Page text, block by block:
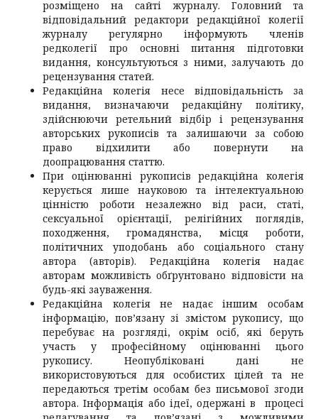
розміщено на сайті журналу. Головний та
відповідальний редактори редакційної колегії
журналу регулярно інформують членів
редколегії про основні питання підготовки
видання, консультуються з ними, залучають до
рецензування статей.
Редакційна колегія несе відповідальність за
видання, визначаючи редакційну політику,
здійснюючи ретельний відбір і рецензування
авторських рукописів та залишаючи за собою
право відхилити або повернути на
доопрацювання статтю.
При оцінюванні рукописів редакційна колегія
керується лише науковою та інтелектуальною
цінністю роботи незалежно від раси, статі,
сексуальної орієнтації, релігійних поглядів,
походження, громадянства, місця роботи,
політичних уподобань або соціального стану
автора (авторів). Редакційна колегія надає
авторам можливість обґрунтовано відповісти на
будь-які зауваження.
Редакційна колегія не надає іншим особам
інформацію, пов’язану зі змістом рукопису, що
перебуває на розгляді, окрім осіб, які беруть
участь у професійному оцінюванні цього
рукопису. Неопубліковані дані не
використовуються для особистих цілей та не
передаються третім особам без письмової згоди
автора. Інформація або ідеї, одержані в процесі